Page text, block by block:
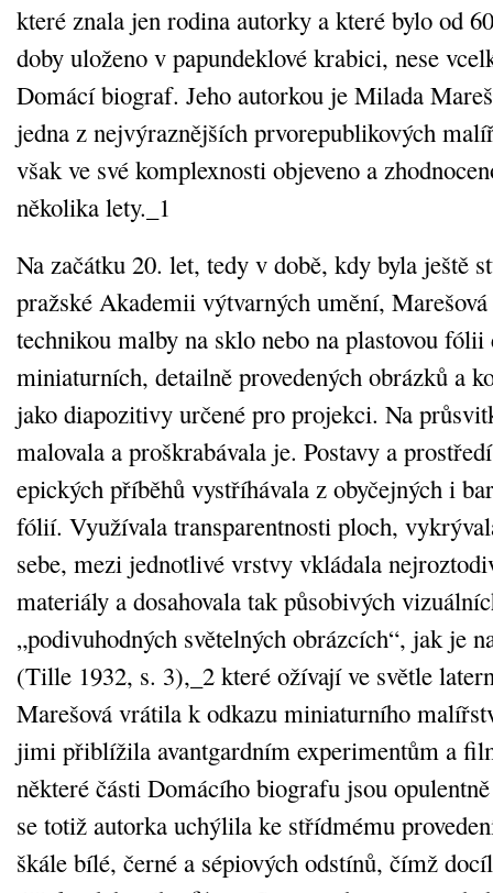
které znala jen rodina autorky a které bylo od
doby uloženo v papundeklové krabici, nese
Domácí biograf. Jeho autorkou je Milada
jedna z nejvýraznějších prvorepublikových
však ve své komplexnosti objeveno a
několika lety._1
Na začátku 20. let, tedy v době, kdy byla ještě
pražské Akademii výtvarných umění,
technikou malby na sklo nebo na plastovou
miniaturních, detailně provedených obrázků a
jako diapozitivy určené pro projekci. Na
malovala a proškrabávala je. Postavy a
epických příběhů vystříhávala z obyčejných i
fólií. Využívala transparentnosti ploch,
sebe, mezi jednotlivé vrstvy vkládala
materiály a dosahovala tak působivých
„podivuhodných světelných obrázcích“, jak je
(Tille 1932, s. 3),_2 které ožívají ve světle
Marešová vrátila k odkazu miniaturního
jimi přiblížila avantgardním experimentům a
některé části Domácího biografu jsou
se totiž autorka uchýlila ke střídmému
škále bílé, černé a sépiových odstínů, čímž